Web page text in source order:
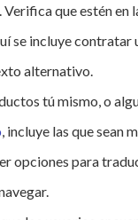
que estén en
se incluye
alternativo.
tú mismo, o
, incluye las que sean
opciones para